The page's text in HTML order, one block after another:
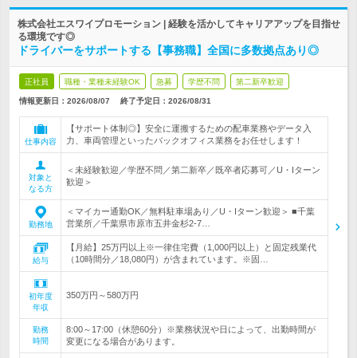
株式会社エスワイプロモーション | 経験を活かしてキャリアアップを目指せ
る環境です◎
ドライバーをサポートする【事務職】全国に多数拠点あり◎
正社員 職種・業種未経験OK 急募 学歴不問 第二新卒歓迎
情報更新日：2026/08/07 終了予定日： 2026/08/31
仕事内容
【サポート体制◎】安全に運搬するための配車業務やデータ入
力、車両管理といったバックオフィス業務をお任せします！
対象と
なる方
＜未経験歓迎／学歴不問／第二新卒／既卒者応募可／U・Iターン
歓迎＞
勤務地
＜マイカー通勤OK／無料駐車場あり／U・Iターン歓迎＞ ■千葉
営業所／千葉県市原市五井金杉2-7…
給与
【月給】25万円以上※一律住宅費（1,000円以上）と固定残業代
（10時間分／18,080円）が含まれています。※固…
初年度
年収
350万円～580万円
勤務
時間
8:00～17:00（休憩60分）※業務状況や日によって、出勤時間が
変更になる場合があります。